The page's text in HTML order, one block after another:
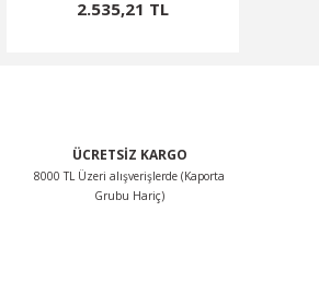
2.535,21 TL
ÜCRETSİZ KARGO
8000 TL Üzeri alışverişlerde (Kaporta
Grubu Hariç)